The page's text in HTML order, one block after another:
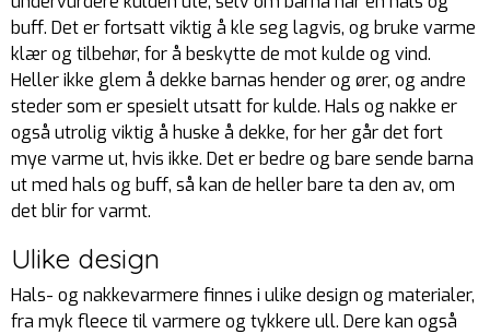
buff. Det er fortsatt viktig å kle seg lagvis, og bruke varme
klær og tilbehør, for å beskytte de mot kulde og vind.
Heller ikke glem å dekke barnas hender og ører, og andre
steder som er spesielt utsatt for kulde. Hals og nakke er
også utrolig viktig å huske å dekke, for her går det fort
mye varme ut, hvis ikke. Det er bedre og bare sende barna
ut med hals og buff, så kan de heller bare ta den av, om
det blir for varmt.
Ulike design
Hals- og nakkevarmere finnes i ulike design og materialer,
fra myk fleece til varmere og tykkere ull. Dere kan også